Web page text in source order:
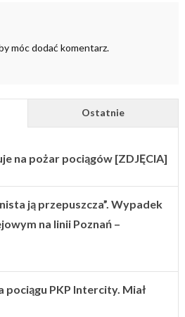
móc dodać komentarz.
Ostatnie
na pożar pociągów [ZDJĘCIA]
ją przepuszcza”. Wypadek
na linii Poznań –
pociągu PKP Intercity. Miał